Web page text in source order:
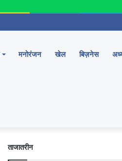
मनोरंजन खेल बिज़नेस
ताजातरीन